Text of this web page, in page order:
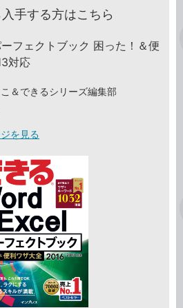
手する方はこちら
フェクトブック 困った！＆便
対応
＆できるシリーズ編集部
を見る